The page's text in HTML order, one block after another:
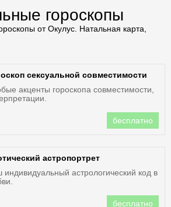
гороскопы
от Окулус. Натальная карта,
сексуальной совместимости
акценты гороскопа совместимости,
бесплатно
астропортрет
индивидуальный астрологический код в
бесплатно